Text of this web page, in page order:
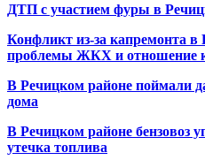
ДТП с участием фуры в
Конфликт из-за капремонта
проблемы ЖКХ и отношение
В Речицком районе поймали
дома
В Речицком районе бензовоз
утечка топлива